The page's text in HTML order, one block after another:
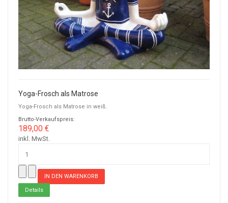
Yoga-Frosch als Matrose
Yoga-Frosch als Matrose in weiß.
Brutto-Verkaufspreis:
189,00 €
inkl. MwSt.
Details